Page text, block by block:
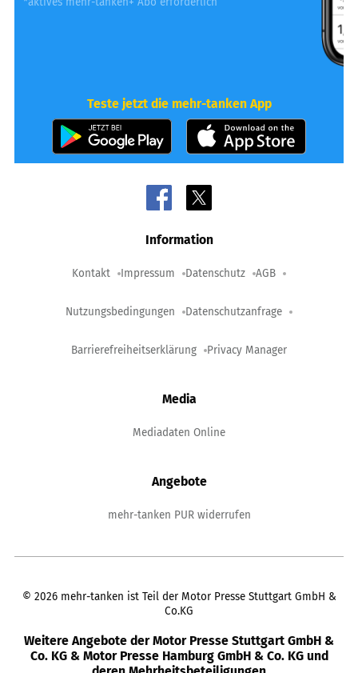
Teste jetzt die mehr-tanken App
Information
Kontakt Impressum Datenschutz AGB
Nutzungsbedingungen Datenschutzanfrage
Barrierefreiheitserklärung Privacy Manager
Media
Mediadaten Online
Angebote
mehr-tanken PUR widerrufen
© 2026 mehr-tanken ist Teil der Motor Presse Stuttgart GmbH &
Co.KG
Weitere Angebote der Motor Presse Stuttgart GmbH &
Co. KG & Motor Presse Hamburg GmbH & Co. KG und